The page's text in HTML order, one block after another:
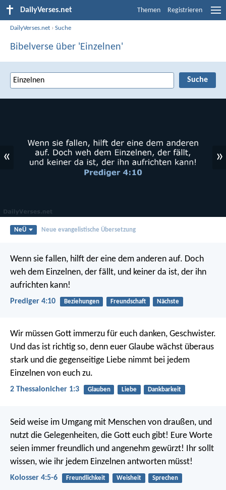
DailyVerses.net Themen Registrieren
DailyVerses.net ›Suche
Bibelverse über 'Einzelnen'
« »
NeÜ Neue evangelistische Übersetzung
Wenn sie fallen, hilft der eine dem anderen auf. Doch
weh dem Einzelnen, der fällt, und keiner da ist, der ihn
aufrichten kann!
Prediger 4:10 Beziehungen Freundschaft Nächste
Wir müssen Gott immerzu für euch danken, Geschwister.
Und das ist richtig so, denn euer Glaube wächst überaus
stark und die gegenseitige Liebe nimmt bei jedem
Einzelnen von euch zu.
2 Thessalonicher 1:3 Glauben Liebe Dankbarkeit
Seid weise im Umgang mit Menschen von draußen, und
nutzt die Gelegenheiten, die Gott euch gibt! Eure Worte
seien immer freundlich und angenehm gewürzt! Ihr sollt
wissen, wie ihr jedem Einzelnen antworten müsst!
Kolosser 4:5-6 Freundlichkeit Weisheit Sprechen